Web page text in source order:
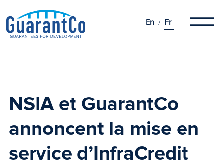
En Fr
NSIA et GuarantCo
annoncent la mise en
service d’InfraCredit